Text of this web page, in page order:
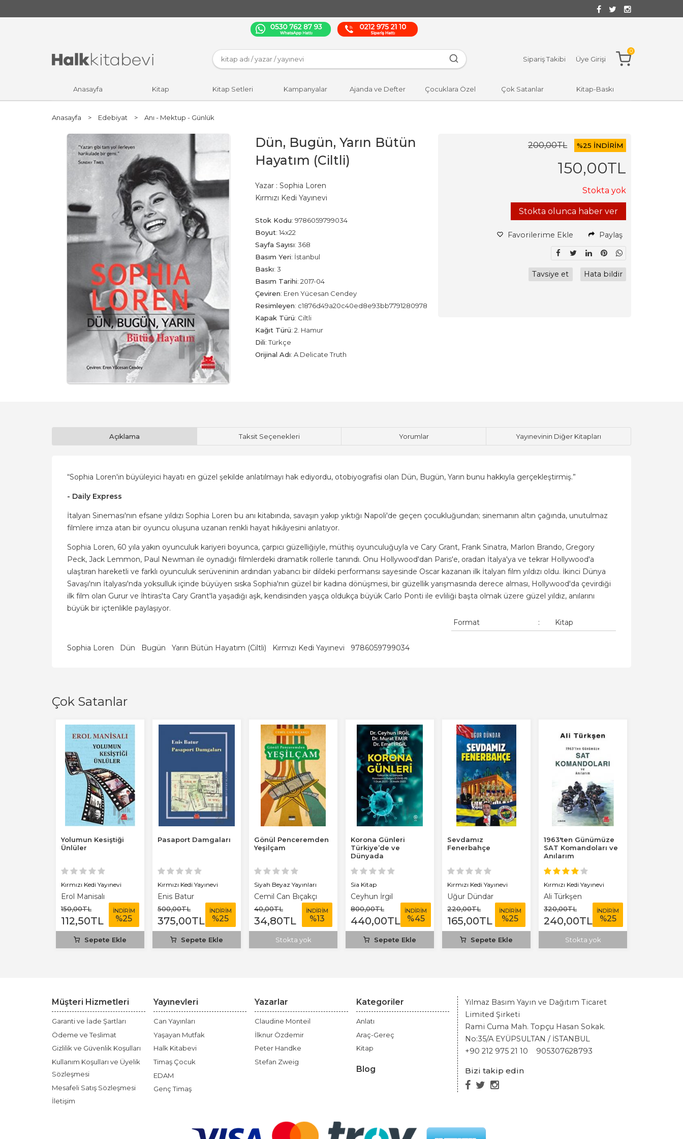
Sipariş Takibi Üye Girişi
0
Anasayfa Kitap Kitap Setleri Kampanyalar Ajanda ve Defter Çocuklara Özel Çok Satanlar Kitap-Baskı
Anasayfa > Edebiyat > Anı - Mektup - Günlük
Dün, Bugün, Yarın Bütün
Hayatım (Ciltli)
Yazar : Sophia Loren
Kırmızı Kedi Yayınevi
Stok Kodu: 9786059799034
Boyut: 14x22
Sayfa Sayısı: 368
Basım Yeri: İstanbul
Baskı: 3
Basım Tarihi: 2017-04
Çeviren: Eren Yücesan Cendey
Resimleyen: c1876d49a20c40ed8e93bb7791280978
Kapak Türü: Ciltli
Kağıt Türü: 2. Hamur
Dili:Türkçe
Orijinal Adı: A Delicate Truth
200,00TL %25 İNDİRİM
150,00TL
Stokta yok
Stokta olunca haber ver
Favorilerime Ekle Paylaş
Tavsiye et Hata bildir
Açıklama Taksit Seçenekleri Yorumlar Yayınevinin Diğer Kitapları
“Sophia Loren'in büyüleyici hayatı en güzel şekilde anlatılmayı hak ediyordu, otobiyografisi olan Dün, Bugün, Yarın bunu hakkıyla gerçekleştirmiş.”
- Daily Express
İtalyan Sineması'nın efsane yıldızı Sophia Loren bu anı kitabında, savaşın yakıp yıktığı Napoli'de geçen çocukluğundan; sinemanın altın çağında, unutulmaz
filmlere imza atan bir oyuncu oluşuna uzanan renkli hayat hikâyesini anlatıyor.
Sophia Loren, 60 yıla yakın oyunculuk kariyeri boyunca, çarpıcı güzelliğiyle, müthiş oyunculuğuyla ve Cary Grant, Frank Sinatra, Marlon Brando, Gregory
Peck, Jack Lemmon, Paul Newman ile oynadığı filmlerdeki dramatik rollerle tanındı. Onu Hollywood'dan Paris'e, oradan İtalya'ya ve tekrar Hollywood'a
ulaştıran hareketli ve farklı oyunculuk serüveninin ardından yabancı bir dildeki performansı sayesinde Oscar kazanan ilk İtalyan film yıldızı oldu. İkinci Dünya
Savaşı'nın İtalyası'nda yoksulluk içinde büyüyen sıska Sophia'nın güzel bir kadına dönüşmesi, bir güzellik yarışmasında derece alması, Hollywood'da çevirdiği
ilk film olan Gurur ve İhtiras'ta Cary Grant'la yaşadığı aşk, kendisinden yaşça oldukça büyük Carlo Ponti ile evliliği başta olmak üzere güzel yıldız, anılarını
büyük bir içtenlikle paylaşıyor.
Format
: Kitap
Sophia Loren Dün Bugün Yarın Bütün Hayatım (Ciltli) Kırmızı Kedi Yayınevi 9786059799034
Çok Satanlar
Yolumun Kesiştiği
Ünlüler
Kırmızı Kedi Yayınevi
Erol Manisalı
150,00TL
112,50TL
İNDİRİM
%25
Sepete Ekle
Pasaport Damgaları
Kırmızı Kedi Yayınevi
Enis Batur
500,00TL
375,00TL
İNDİRİM
%25
Sepete Ekle
Gönül Penceremden
Yeşilçam
Siyah Beyaz Yayınları
Cemil Can Bıçakçı
40,00TL
34,80TL
İNDİRİM
%13
Stokta yok
Korona Günleri
Türkiye’de ve
Dünyada
(Covid-19) 1...
Sia Kitap
Ceyhun İrgil
800,00TL
440,00TL
İNDİRİM
%45
Sepete Ekle
Sevdamız
Fenerbahçe
Kırmızı Kedi Yayınevi
Uğur Dündar
220,00TL
165,00TL
İNDİRİM
%25
Sepete Ekle
1963'ten Günümüze
SAT Komandoları ve
Anılarım
Kırmızı Kedi Yayınevi
Ali Türkşen
320,00TL
240,00TL
İNDİRİM
%25
Stokta yok
Müşteri Hizmetleri
Garanti ve İade Şartları
Ödeme ve Teslimat
Gizlilik ve Güvenlik Koşulları
Kullanım Koşulları ve Üyelik
Sözleşmesi
Mesafeli Satış Sözleşmesi
İletişim
Yayınevleri
Can Yayınları
Yaşayan Mutfak
Halk Kitabevi
Timaş Çocuk
EDAM
Genç Timaş
Yazarlar
Claudine Monteil
İlknur Özdemir
Peter Handke
Stefan Zweig
Kategoriler
Anlatı
Araç-Gereç
Kitap
Blog
Yılmaz Basım Yayın ve Dağıtım Ticaret
Limited Şirketi
Rami Cuma Mah. Topçu Hasan Sokak.
No:35/A EYÜPSULTAN / İSTANBUL
+90 212 975 21 10
905307628793
Bizi takip edin